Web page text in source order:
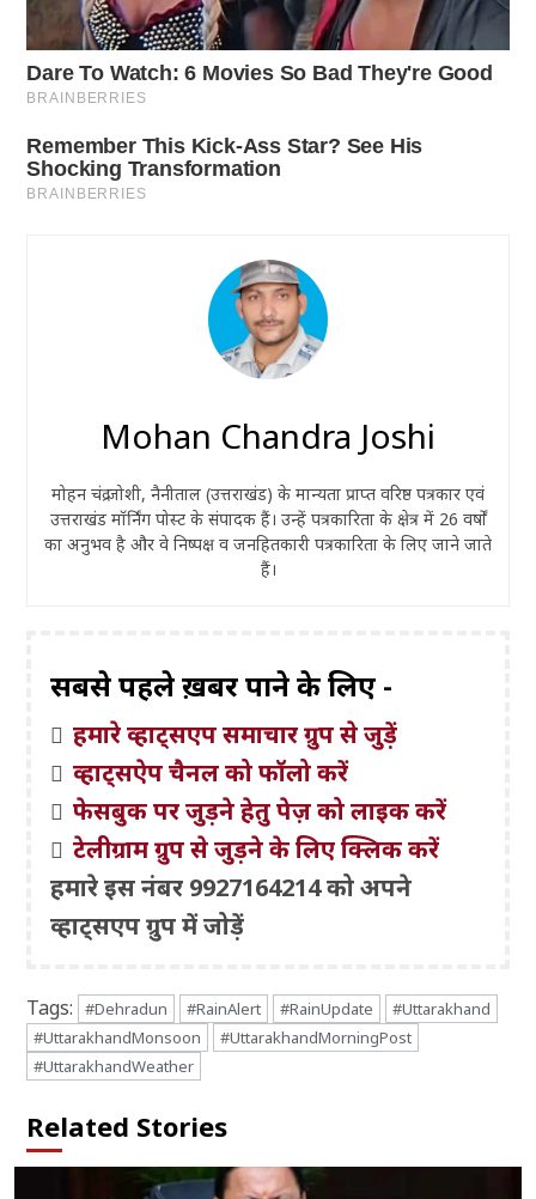
Mohan Chandra Joshi
मोहन चंद्र जोशी, नैनीताल (उत्तराखंड) के मान्यता प्राप्त वरिष्ठ पत्रकार एवं
उत्तराखंड मॉर्निंग पोस्ट के संपादक हैं। उन्हें पत्रकारिता के क्षेत्र में 26 वर्षों
का अनुभव है और वे निष्पक्ष व जनहितकारी पत्रकारिता के लिए जाने जाते
हैं।
सबसे पहले ख़बरें पाने के लिए -
हमारे व्हाट्सएप समाचार ग्रुप से जुड़ें
व्हाट्सऐप चैनल को फॉलो करें
फेसबुक पर जुड़ने हेतु पेज़ को लाइक करें
टेलीग्राम ग्रुप से जुड़ने के लिए क्लिक करें
हमारे इस नंबर 9927164214 को अपने
व्हाट्सएप ग्रुप में जोड़ें
Tags: #Dehradun #RainAlert #RainUpdate
#Uttarakhand
#UttarakhandMonsoon
#UttarakhandMorningPost
#UttarakhandWeather
Related Stories